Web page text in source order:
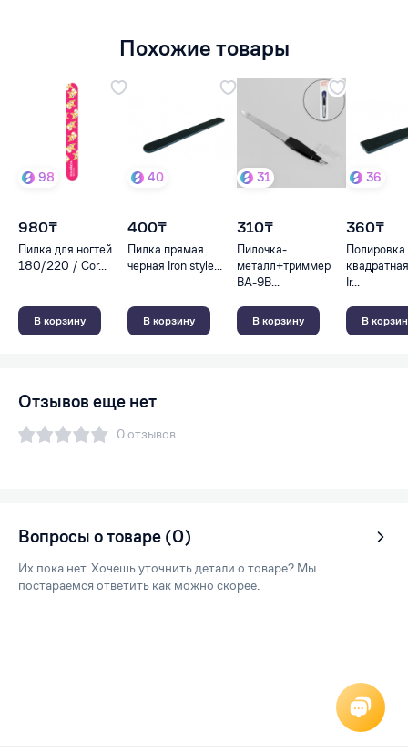
Похожие товары
98
980₸
Пилка для ногтей
180/220 / Cor...
В корзину
40
400₸
Пилка прямая
черная Iron style...
В корзину
31
310₸
Пилочка-
металл+триммер
BA-9B...
В корзину
36
360₸
Полировка
Ir...
В
Отзывов еще нет
0 отзывов
Вопросы о товаре (0)
Их пока нет. Хочешь уточнить детали о товаре? Мы
постараемся ответить как можно скорее.